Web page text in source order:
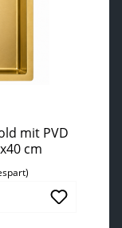
mit PVD
cm